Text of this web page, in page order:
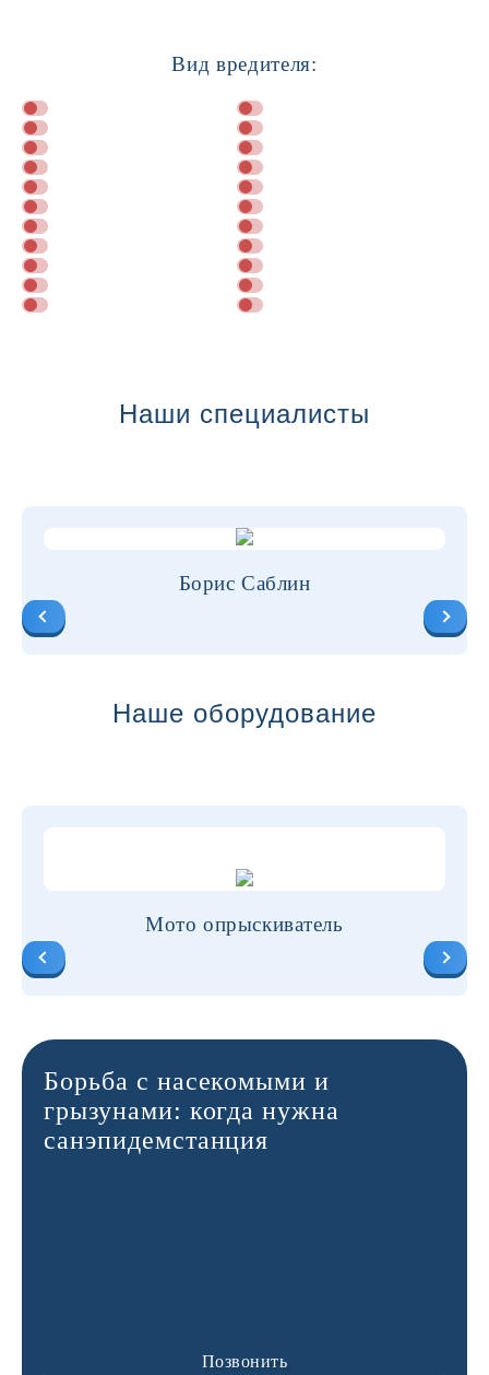
Вид вредителя:
Наши специалисты
Борис Саблин
Наше оборудование
Мото опрыскиватель
Борьба с насекомыми и
грызунами: когда нужна
санэпидемстанция
Позвонить